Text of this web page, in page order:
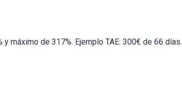
máximo de 317%. Ejemplo TAE: 300€ de 66